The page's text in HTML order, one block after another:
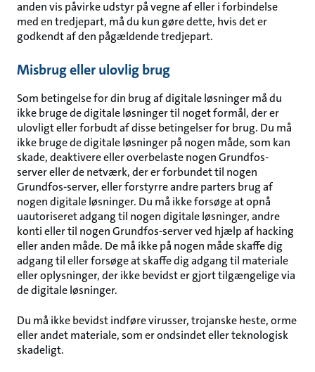
anden vis påvirke udstyr på vegne af eller i forbindelse
med en tredjepart, må du kun gøre dette, hvis det er
godkendt af den pågældende tredjepart.
Misbrug eller ulovlig brug
Som betingelse for din brug af digitale løsninger må du
ikke bruge de digitale løsninger til noget formål, der er
ulovligt eller forbudt af disse betingelser for brug. Du må
ikke bruge de digitale løsninger på nogen måde, som kan
skade, deaktivere eller overbelaste nogen Grundfos-
server eller de netværk, der er forbundet til nogen
Grundfos-server, eller forstyrre andre parters brug af
nogen digitale løsninger. Du må ikke forsøge at opnå
uautoriseret adgang til nogen digitale løsninger, andre
konti eller til nogen Grundfos-server ved hjælp af hacking
eller anden måde. De må ikke på nogen måde skaffe dig
adgang til eller forsøge at skaffe dig adgang til materiale
eller oplysninger, der ikke bevidst er gjort tilgængelige via
de digitale løsninger.
Du må ikke bevidst indføre virusser, trojanske heste, orme
eller andet materiale, som er ondsindet eller teknologisk
skadeligt.